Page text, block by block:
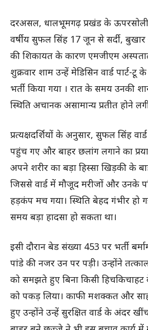
दरअसल, धालभूमगढ़ प्रखंड के ऊपरसोली
वर्षीय सुफल सिंह 17 जून से सर्दी,
की शिकायत के कारण एमजीएम
शुक्रवार शाम उन्हें मेडिसिन वार्ड पार्ट-
भर्ती किया गया । रात के समय उनकी
स्थिति अचानक असामान्य प्रतीत होने
प्रत्यक्षदर्शियों के अनुसार, सुफल सिंह
पहुंच गए और बाहर छलांग लगाने का
अपने शरीर का बड़ा हिस्सा खिड़की के
जिससे वार्ड में मौजूद मरीजों और उनके
हड़कंप मच गया। स्थिति बेहद गंभीर हो
समय बड़ा हादसा हो सकता था।
इसी दौरान बेड संख्या 453 पर भर्ती
पांडे की नजर उन पर पड़ी। उन्होंने
को समझते हुए बिना किसी
को पकड़ लिया। काफी मशक्कत और
हुए उन्होंने उन्हें सुरक्षित वार्ड के अंदर